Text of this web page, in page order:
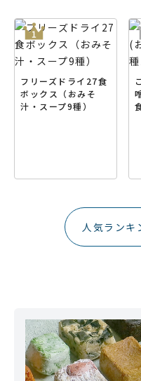
フリーズドライ27食
ボックス（おみそ
汁・スープ9種）
人気ランキ